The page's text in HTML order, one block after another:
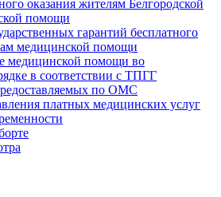
оказания жителям Белгородской
помощи
гарантий бесплатного
медицинской помощи
медицинской помощи во
в соответствии с ТПГГ
по ОМС
платных медицинских услуг